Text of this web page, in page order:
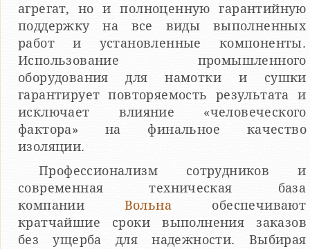
агрегат, но и полноценную гарантийную
поддержку на все виды выполненных
работ и установленные компоненты.
Использование промышленного
оборудования для намотки и сушки
гарантирует повторяемость результата и
исключает влияние «человеческого
фактора» на финальное качество
изоляции.
Профессионализм сотрудников и
современная техническая база
компании Вольнаобеспечивают
кратчайшие сроки выполнения заказов
без ущерба для надежности. Выбирая